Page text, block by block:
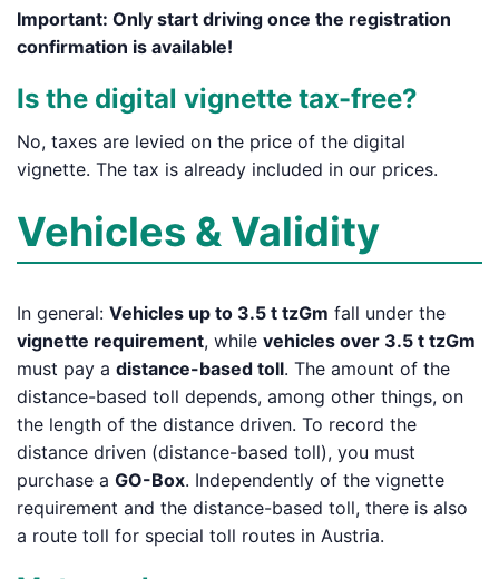
Important: Only start driving once the registration
confirmation is available!
Is the digital vignette tax-free?
No, taxes are levied on the price of the digital
vignette. The tax is already included in our prices.
Vehicles & Validity
In general: Vehicles up to 3.5 t tzGm fall under the
vignette requirement, while vehicles over 3.5 t tzGm
must pay a distance-based toll. The amount of the
distance-based toll depends, among other things, on
the length of the distance driven. To record the
distance driven (distance-based toll), you must
purchase a GO-Box. Independently of the vignette
requirement and the distance-based toll, there is also
a route toll for special toll routes in Austria.